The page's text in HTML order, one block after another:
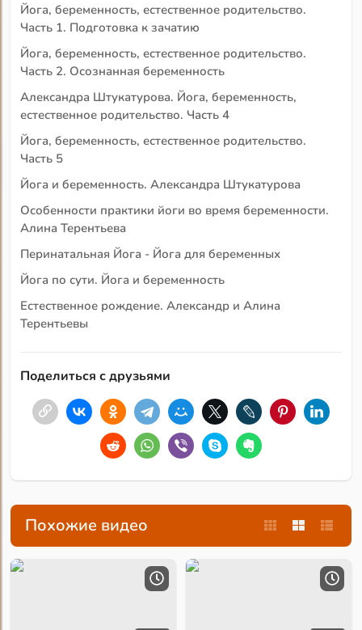
Йога, беременность, естественное родительство.
Часть 1. Подготовка к зачатию
Йога, беременность, естественное родительство.
Часть 2. Осознанная беременность
Александра Штукатурова. Йога, беременность,
естественное родительство. Часть 4
Йога, беременность, естественное родительство.
Часть 5
Йога и беременность. Александра Штукатурова
Особенности практики йоги во время беременности.
Алина Терентьева
Перинатальная Йога - Йога для беременных
Йога по сути. Йога и беременность
Естественное рождение. Александр и Алина
Терентьевы
Поделиться с друзьями
Похожие видео